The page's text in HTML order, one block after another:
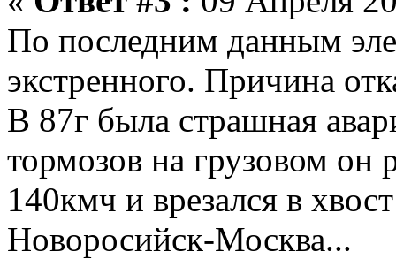
По последним данным
экстренного. Причина
В 87г была страшная
тормозов на грузовом он
140кмч и врезался в
Новоросийск-Москва...